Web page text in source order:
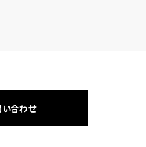
い合わせ